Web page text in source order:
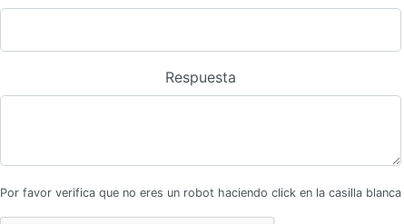
Respuesta
Por favor verifica que no eres un robot haciendo click en la casilla blanca